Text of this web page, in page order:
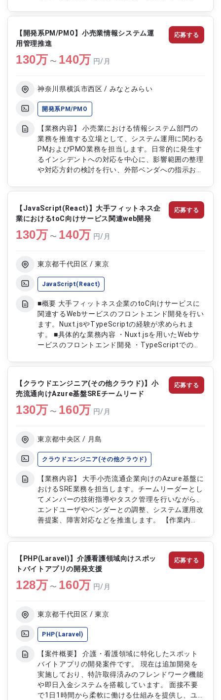
・社内・社外ネットワークの設計および構築 ・ネ
ットワーク運用・保守 ・運用改善の実施
【開発系PM/PMO】小売業情報システム運
用管理推進
130万 〜 140万 円/月
神奈川県横浜市西区 / みなとみらい
開発系PM/PMO
【業務内容】 小売業における情報システム部門の
業務を推進する立場として、システム運用に関わる
PMおよびPMO業務を担当します。日常的に発生す
るインシデントへの対応を中心に、影響範囲の整理
や対応方針の検討を行い、外部ベンダへの指示およ
課題解決を図り、安定したシステム運用を実現する
ための調整および管理業務を担います。 【作業内
容】 ・システムインシデント発生時の一次対応お
よび対応方針整理 ・外部ベンダへの指示および対
応状況の進捗管理 ・関係部署およびベンダを含む
関係者間の調整業務 ・インシデント内容および対
および改善検討支援
応募する
【JavaScript(React)】大手フィットネス企
業におけるtoC向けサービス関連web開発
130万 〜 140万 円/月
東京都千代田区 / 東京
JavaScript(React)
■概要 大手フィットネス企業のtoC向けサービスに
関連するWebサービスのフロントエンド開発を行い
ます。Nuxt.jsやTypeScriptの経験が求められま
す。 ■具体的な業務内容 ・Nuxt.jsを用いたWebサ
ービスのフロントエンド開発 ・TypeScriptでのコ
応募する
【クラウドエンジニア(その他クラウド)】小
売流通向けAzure基盤SREチームリード
130万 〜 160万 円/月
東京都中央区 / 月島
クラウドエンジニア(その他クラウド)
【業務内容】 大手小売流通企業向けのAzure基盤に
おけるSRE業務を担当します。チームリーダーとし
てメンバーの技術指導やタスク管理を行いながら、
エンドユーザやベンダーとの調整、システム運用改
善提案、障害対応などを推進します。 【作業内
の改善提案 ・エンドユーザ向け会議の進捗管理 ・
技術調整およびチームリード ・お客様およびベン
ダーとの調整業務 ・IaC(Terraform)を用いたサー
バ構築 ・New Relicを用いた障害解析およびトラブ
ルシューティング
応募する
【PHP(Laravel)】介護看護領域向けスポッ
トバイトアプリの開発支援
128万 〜 160万 円/月
東京都千代田区 / 東京
PHP(Laravel)
【案件概要】 介護・看護領域に特化したスポット
バイトアプリの開発案件です。 現在は追加開発を
実施しており、特許取得済みのフレンドワーク機能
や即日入金システムを搭載しています。 面接不要
で1日1時間から柔軟に働ける仕組みを提供し、ユー
応募する